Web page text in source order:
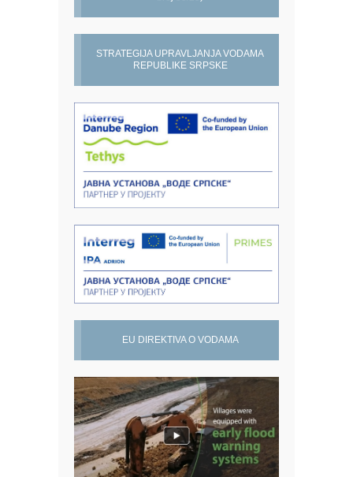
STRATEGIJA UPRAVLJANJA VODAMA
REPUBLIKE SRPSKE
EU DIREKTIVA O VODAMA